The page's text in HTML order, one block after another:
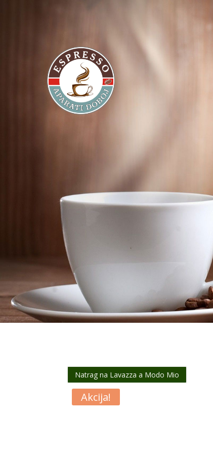
Natrag na Lavazza a Modo Mio
Akcija!